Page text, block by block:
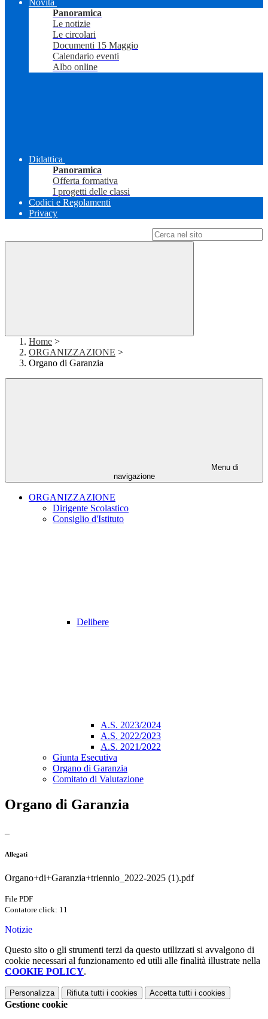
Novità
Panoramica
Le notizie
Le circolari
Documenti 15 Maggio
Calendario eventi
Albo online
Didattica
Panoramica
Offerta formativa
I progetti delle classi
Codici e Regolamenti
Privacy
Home >
ORGANIZZAZIONE >
Organo di Garanzia
Menu di
navigazione
ORGANIZZAZIONE
Dirigente Scolastico
Consiglio d'Istituto
Delibere
A.S. 2023/2024
A.S. 2022/2023
A.S. 2021/2022
Giunta Esecutiva
Organo di Garanzia
Comitato di Valutazione
Organo di Garanzia
Allegati
Organo+di+Garanzia+triennio_2022-2025 (1).pdf
File PDF
Contatore click: 11
Notizie
Questo sito o gli strumenti terzi da questo utilizzati si avvalgono di
cookie necessari al funzionamento ed utili alle finalità illustrate nella
COOKIE POLICY.
Personalizza Rifiuta tutti i cookies Accetta tutti i cookies
Gestione cookie